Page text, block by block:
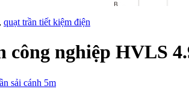
, quạt trần tiết kiệm điện
công nghiệp HVLS
sải cánh 5m